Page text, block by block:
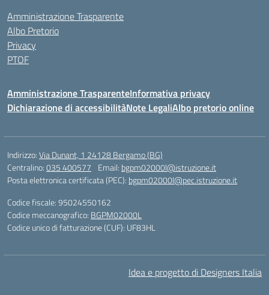
Amministrazione Trasparente
Albo Pretorio
Privacy
PTOF
Amministrazione TrasparenteInformativa privacy
Dichiarazione di accessibilitàNote LegaliAlbo pretorio online
Indirizzo:Via Dunant, 1 24128 Bergamo (BG)
Centralino:035 400577 Email: bgpm02000l@istruzione.it
Posta elettronica certificata (PEC): bgpm02000l@pec.istruzione.it
Codice fiscale: 95024550162
Codice meccanografico: BGPM02000L
Codice unico di fatturazione (CUF): UF83HL
Idea e progetto di Designers Italia